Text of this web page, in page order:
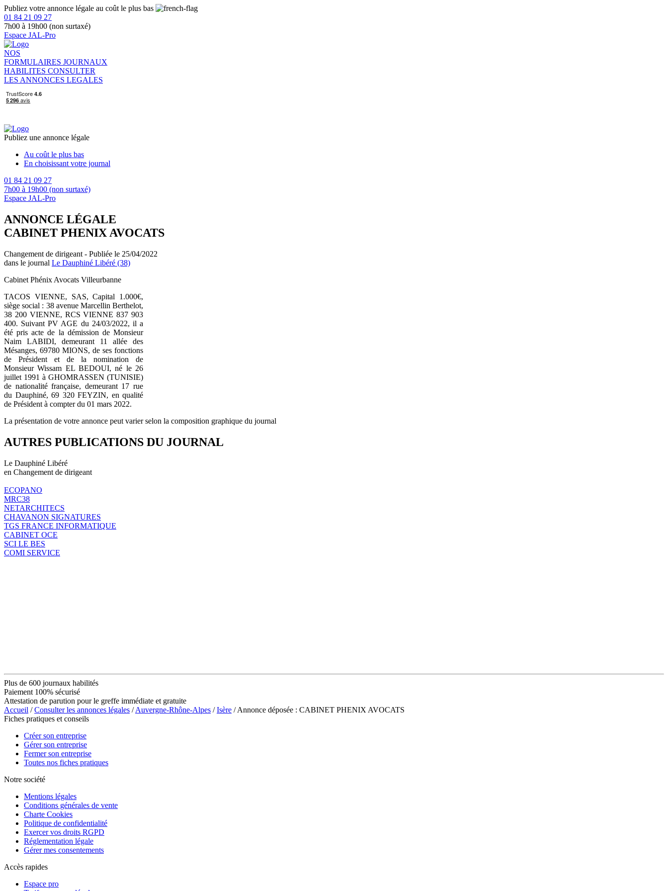
Publiez votre annonce légale au coût le plus bas
01 84 21 09 27
7h00 à 19h00 (non surtaxé)
Espace JAL-Pro
NOS
FORMULAIRES JOURNAUX
HABILITES CONSULTER
LES ANNONCES LEGALES
Publiez une annonce légale
Au coût le plus bas
En choisissant votre journal
01 84 21 09 27
7h00 à 19h00 (non surtaxé)
Espace JAL-Pro
ANNONCE LÉGALE
CABINET PHENIX AVOCATS
Changement de dirigeant - Publiée le 25/04/2022
dans le journal Le Dauphiné Libéré (38)
Cabinet Phénix Avocats Villeurbanne
TACOS VIENNE, SAS, Capital 1.000€,
siège social : 38 avenue Marcellin Berthelot,
38 200 VIENNE, RCS VIENNE 837 903
400. Suivant PV AGE du 24/03/2022, il a
été pris acte de la démission de Monsieur
Naim LABIDI, demeurant 11 allée des
Mésanges, 69780 MIONS, de ses fonctions
de Président et de la nomination de
Monsieur Wissam EL BEDOUI, né le 26
juillet 1991 à GHOMRASSEN (TUNISIE)
de nationalité française, demeurant 17 rue
du Dauphiné, 69 320 FEYZIN, en qualité
de Président à compter du 01 mars 2022.
La présentation de votre annonce peut varier selon la composition graphique du journal
AUTRES PUBLICATIONS DU JOURNAL
Le Dauphiné Libéré
en Changement de dirigeant
ECOPANO
MRC38
NETARCHITECS
CHAVANON SIGNATURES
TGS FRANCE INFORMATIQUE
CABINET OCE
SCI LE BES
COMI SERVICE
Plus de 600 journaux habilités
Paiement 100% sécurisé
Attestation de parution pour le greffe immédiate et gratuite
Accueil /Consulter les annonces légales /Auvergne-Rhône-Alpes /Isère / Annonce déposée : CABINET PHENIX AVOCATS
Fiches pratiques et conseils
Créer son entreprise
Gérer son entreprise
Fermer son entreprise
Toutes nos fiches pratiques
Notre société
Mentions légales
Conditions générales de vente
Charte Cookies
Politique de confidentialité
Exercer vos droits RGPD
Réglementation légale
Gérer mes consentements
Accès rapides
Espace pro